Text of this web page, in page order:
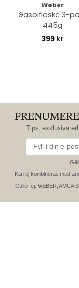
Weber
Gasolflaska 3-
445g
399 kr
Tips, exklusiva
Kan ej kombineras med
Gäller ej: WEBER, AMCA